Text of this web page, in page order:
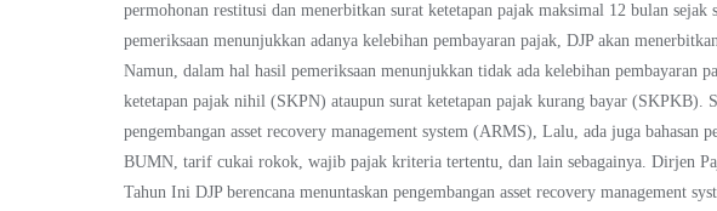
permohonan restitusi dan menerbitkan surat ketetapan pajak maksimal 12 bulan
pemeriksaan menunjukkan adanya kelebihan pembayaran pajak, DJP akan
Namun, dalam hal hasil pemeriksaan menunjukkan tidak ada kelebihan pembayaran
ketetapan pajak nihil (SKPN) ataupun surat ketetapan pajak kurang bayar (SKPKB).
pengembangan asset recovery management system (ARMS), Lalu, ada juga bahasan
BUMN, tarif cukai rokok, wajib pajak kriteria tertentu, dan lain sebagainya. Dirjen
Tahun Ini DJP berencana menuntaskan pengembangan asset recovery management